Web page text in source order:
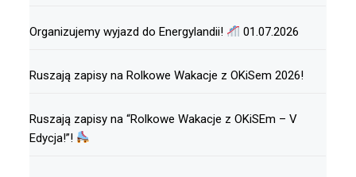
Organizujemy wyjazd do Energylandii! 01.07.2026
Ruszają zapisy na Rolkowe Wakacje z OKiSem 2026!
Ruszają zapisy na “Rolkowe Wakacje z OKiSEm – V
Edycja!”!